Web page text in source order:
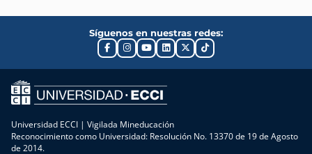
Síguenos en nuestras redes:
Universidad ECCI | Vigilada Mineducación
Reconocimiento como Universidad: Resolución No. 13370 de 19 de Agosto
de 2014.